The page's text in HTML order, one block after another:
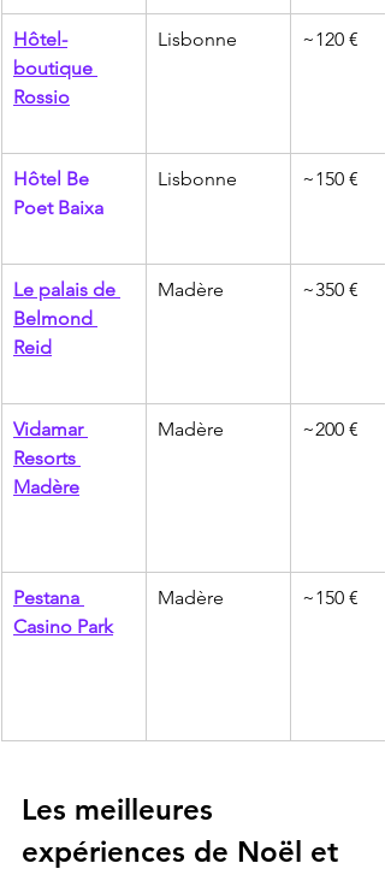
Hôtel-
boutique
Rossio
Lisbonne ~120 €
Hôtel Be
Poet Baixa
Lisbonne ~150 €
Le palais de
Belmond
Reid
Madère ~350 €
Vidamar
Resorts
Madère
Madère ~200 €
Pestana
Casino Park
Madère ~150 €
Les meilleures
expériences de Noël et